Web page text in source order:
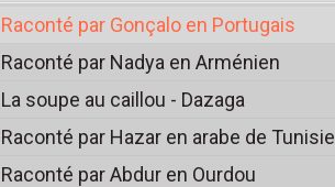
Raconté par Gonçalo en Portugais
Raconté par Nadya en Arménien
La soupe au caillou - Dazaga
Raconté par Hazar en arabe de Tunisie
Raconté par Abdur en Ourdou